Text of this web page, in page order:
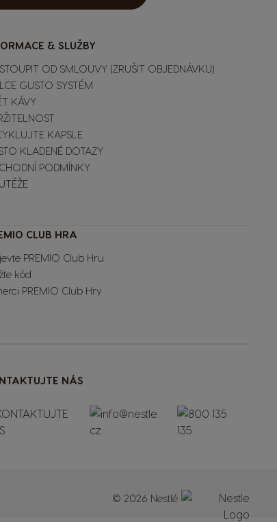
& SLUŽBY
OD SMLOUVY (ZRUŠIT OBJEDNÁVKU)
GUSTO SYSTÉM
KÁVY
KAPSLE
KLADENÉ DOTAZY
PODMÍNKY
CLUB HRA
PREMIO Club Hru
kód
PREMIO Club Hry
NÁS
© 2026 Nestlé